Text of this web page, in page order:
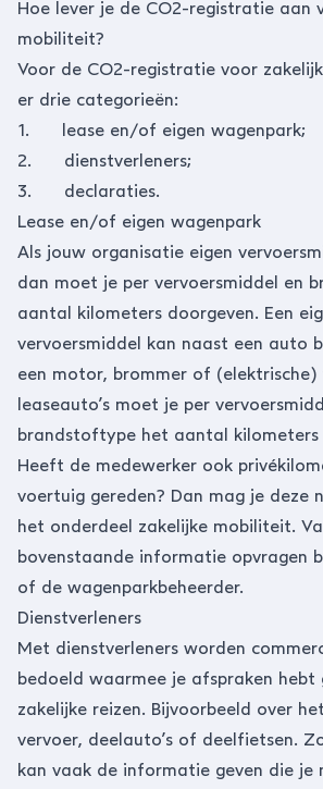
Hoe lever je de CO2-registratie aan
mobiliteit?
Voor de CO2-registratie voor
er drie categorieën:
1. lease en/of eigen wagenpark;
2. dienstverleners;
3. declaraties.
Lease en/of eigen wagenpark
Als jouw organisatie eigen
dan moet je per vervoersmiddel en
aantal kilometers doorgeven. Een
vervoersmiddel kan naast een auto
een motor, brommer of (elektrische)
leaseauto’s moet je per
brandstoftype het aantal kilometers
Heeft de medewerker ook
voertuig gereden? Dan mag je deze
het onderdeel zakelijke mobiliteit.
bovenstaande informatie opvragen
of de wagenparkbeheerder.
Dienstverleners
Met dienstverleners worden
bedoeld waarmee je afspraken hebt
zakelijke reizen. Bijvoorbeeld over
vervoer, deelauto’s of deelfietsen.
kan vaak de informatie geven die je